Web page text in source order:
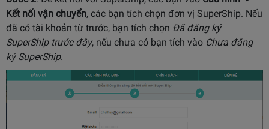
Kết nối vận chuyển, các bạn tích chọn đơn vị SuperShip. Nếu
đã có tài khoản từ trước, bạn tích chọn Đã đăng ký
SuperShip trước đây, nếu chưa có bạn tích vào Chưa đăng
ký SuperShip.